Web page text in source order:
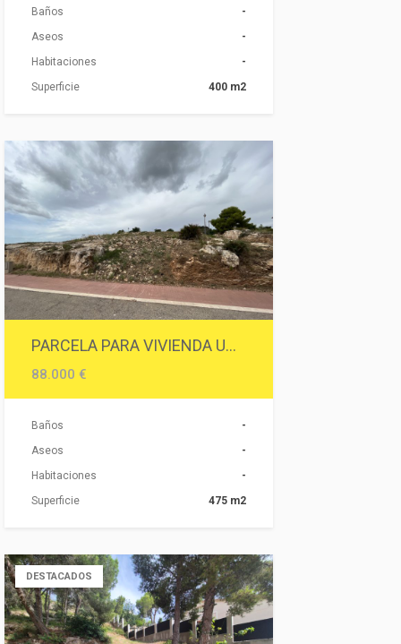
Baños
-
Aseos
-
Habitaciones
-
Superficie
400 m2
PARCELA PARA VIVIENDA UNIFAMILIAR
88.000 €
Baños
-
Aseos
-
Habitaciones
-
Superficie
475 m2
DESTACADOS